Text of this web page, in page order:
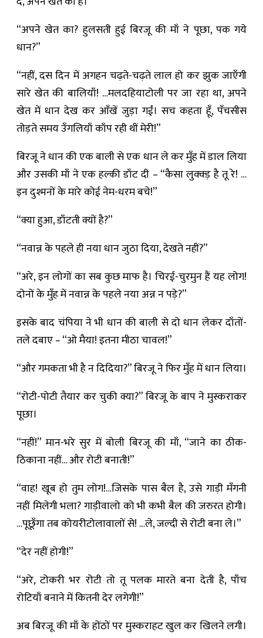
“अपने खेत का? हुलसती हुई बिरजू की माँ ने पूछा, पक गये
धान?”
“नहीं, दस दिन में अगहन चढ़ते-चढ़ते लाल हो कर झुक जाएँगी
सारे खेत की बालियाँ! …मलदहियाटोली पर जा रहा था, अपने
खेत में धान देख कर आँखें जुड़ा गईं। सच कहता हूँ, पँचसीस
तोड़ते समय उँगलियाँ काँप रही थीं मेरी!”
बिरजू ने धान की एक बाली से एक धान ले कर मुँह में डाल लिया
और उसकी माँ ने एक हल्की डाँट दी – “कैसा लुक्क्ड़ है तू रे! …
इन दुश्मनों के मारे कोई नेम-धरम बचे!”
“क्या हुआ, डाँटती क्यों है?”
“नवान्न के पहले ही नया धान जुठा दिया, देखते नहीं?”
“अरे, इन लोगों का सब कुछ माफ है। चिरई-चुरमुन हैं यह लोग!
दोनों के मुँह में नवान्न के पहले नया अन्न न पड़े?”
इसके बाद चंपिया ने भी धान की बाली से दो धान लेकर दाँतों-
तले दबाए – “ओ मैया! इतना मीठा चावल!”
“और गमकता भी है न दिदिया?” बिरजू ने फिर मुँह में धान लिया।
“रोटी-पोटी तैयार कर चुकी क्या?” बिरजू के बाप ने मुस्कराकर
पूछा।
“नहीं!” मान-भरे सुर में बोली बिरजू की माँ, “जाने का ठीक-
ठिकाना नहीं… और रोटी बनाती!”
“वाह! खूब हो तुम लोग!…जिसके पास बैल है, उसे गाड़ी मँगनी
नहीं मिलेगी भला? गाड़ीवालो को भी कभी बैल की जरुरत होगी।
…पूछूँगा तब कोयरीटोलावालों से! …ले, जल्दी से रोटी बना ले।”
“देर नहीं होगी!”
“अरे, टोकरी भर रोटी तो तू पलक मारते बना देती है, पाँच
रोटियाँ बनाने में कितनी देर लगेगी!”
अब बिरजू की माँ के होंठों पर मुस्कराहट खुल कर खिलने लगी।